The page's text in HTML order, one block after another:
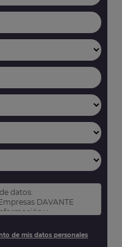
datos:
DAVANTE
y
y suprimir sus datos,
se explica en nuestra
de mis datos personales